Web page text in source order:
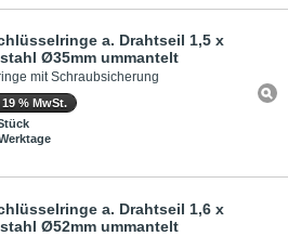
a. Drahtseil 1,5 x
Ø35mm ummantelt
mit Schraubsicherung
% MwSt.
a. Drahtseil 1,6 x
Ø52mm ummantelt